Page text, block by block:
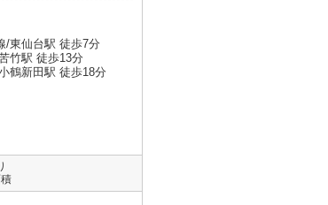
/東仙台駅 徒歩7分
竹駅 徒歩13分
鶴新田駅 徒歩18分